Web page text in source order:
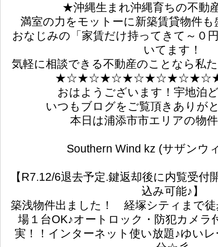
★沖縄生まれ沖縄育ちの不動
満室の力をモットーに新築賃貸物件も
おなじみの「家賃だけ持ってきて～０
いてます！
気軽に相談できる不動産のことなら私
おはようございます！宇地泊
いつもブログをご覧頂きありが
本日は浦添市市エリアの物
Southern Wind kz (サザンウ
【R7.12/6退去予定.鍵返却後に内覧受
込み可能♪】
築浅物件出ました！ 経塚シティまで
場１台OK♪オートロック・防犯カメラ
実！！インターネット使い放題♪ゆい